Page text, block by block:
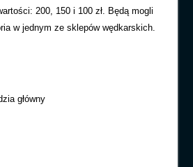
200, 150 i 100 zł. Będą mogli
w jednym ze sklepów wędkarskich.
główny